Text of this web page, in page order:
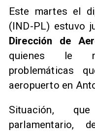
Este martes el
(IND-PL) estuvo
Dirección de
quienes le
problemáticas
aeropuerto en
Situación,
parlamentario,